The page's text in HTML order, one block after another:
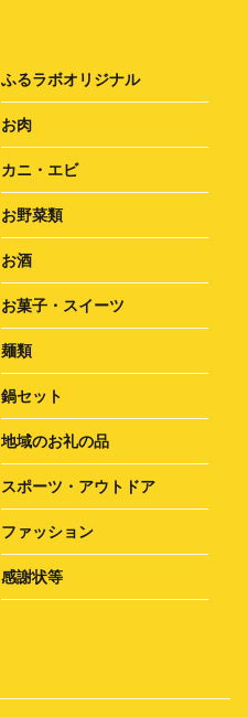
ふるラボオリジナル
お肉
カニ・エビ
お野菜類
お酒
お菓子・スイーツ
麺類
鍋セット
地域のお礼の品
スポーツ・アウトドア
ファッション
感謝状等